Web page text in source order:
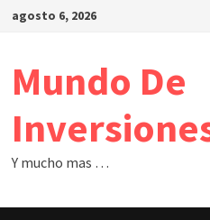
Saltar
agosto 6, 2026
Mundo De
Y mucho mas …